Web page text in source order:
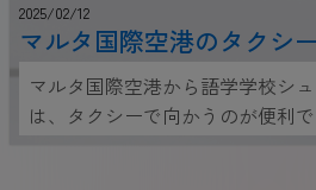
2025/02/12
マルタ国際空港のタクシ
マルタ国際空港から語学学校シ
は、タクシーで向かうのが便利